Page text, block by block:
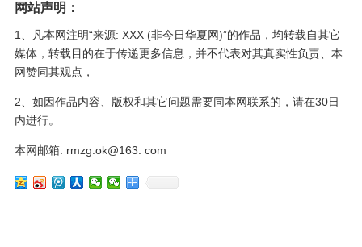
网站声明：
1、凡本网注明“来源: XXX (非今日华夏网)”的作品，均转载自其它
媒体，转载目的在于传递更多信息，并不代表对其真实性负责、本
网赞同其观点，
2、如因作品内容、版权和其它问题需要同本网联系的，请在30日
内进行。
本网邮箱: rmzg.ok@163. com